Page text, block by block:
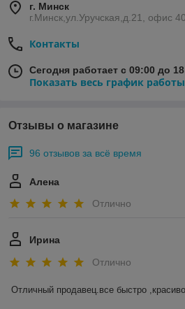
г. Минск
г.Минск,ул.Уручская,д.21, офис
Контакты
Сегодня работает с 09:00 до
Показать весь график работы
Отзывы о магазине
96 отзывов за всё время
Алена
Отлично
Ирина
Отлично
Отличный продавец.все быстро